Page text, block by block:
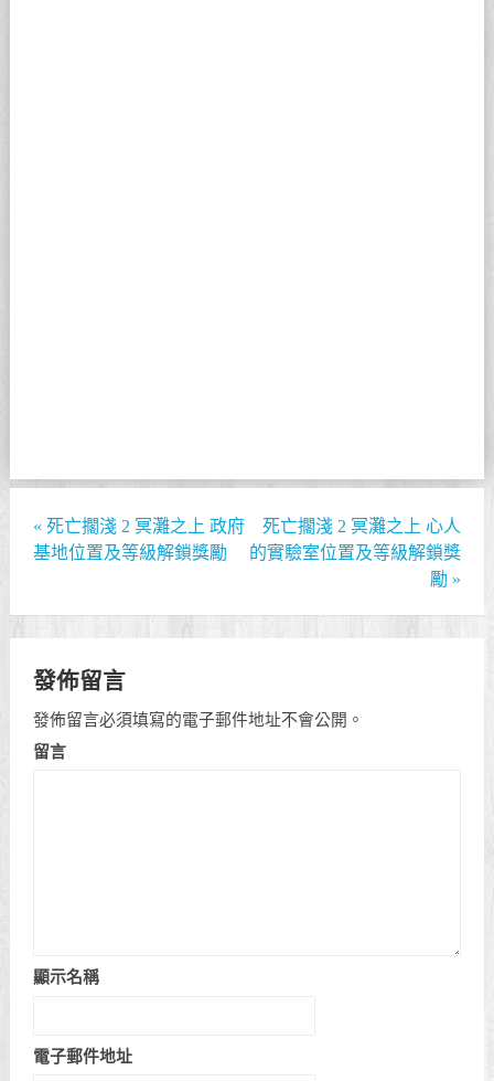
« 死亡擱淺 2 冥灘之上 政府
基地位置及等級解鎖獎勵
死亡擱淺 2 冥灘之上 心人
的實驗室位置及等級解鎖獎
勵 »
發佈留言
發佈留言必須填寫的電子郵件地址不會公開。
留言
顯示名稱
電子郵件地址